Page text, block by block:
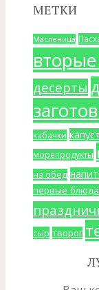
МЕТКИ
Масленица
десерты
кабачки
морепродукты
на обед
первые блюда
сыр творог